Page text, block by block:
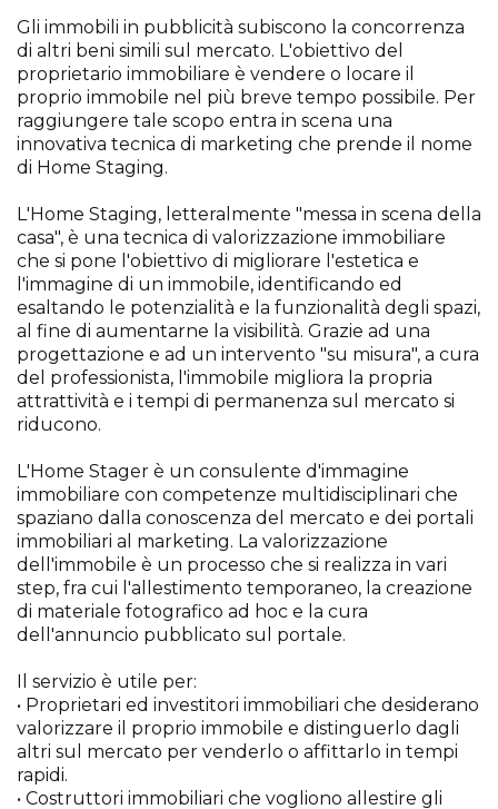
Gli immobili in pubblicità subiscono la concorrenza
di altri beni simili sul mercato. L'obiettivo del
proprietario immobiliare è vendere o locare il
proprio immobile nel più breve tempo possibile. Per
raggiungere tale scopo entra in scena una
innovativa tecnica di marketing che prende il nome
di Home Staging.
L'Home Staging, letteralmente "messa in scena della
casa", è una tecnica di valorizzazione immobiliare
che si pone l'obiettivo di migliorare l'estetica e
l'immagine di un immobile, identificando ed
esaltando le potenzialità e la funzionalità degli spazi,
al fine di aumentarne la visibilità. Grazie ad una
progettazione e ad un intervento "su misura", a cura
del professionista, l'immobile migliora la propria
attrattività e i tempi di permanenza sul mercato si
riducono.
L'Home Stager è un consulente d'immagine
immobiliare con competenze multidisciplinari che
spaziano dalla conoscenza del mercato e dei portali
immobiliari al marketing. La valorizzazione
dell'immobile è un processo che si realizza in vari
step, fra cui l'allestimento temporaneo, la creazione
di materiale fotografico ad hoc e la cura
dell'annuncio pubblicato sul portale.
Il servizio è utile per:
• Proprietari ed investitori immobiliari che desiderano
valorizzare il proprio immobile e distinguerlo dagli
altri sul mercato per venderlo o affittarlo in tempi
rapidi.
• Costruttori immobiliari che vogliono allestire gli